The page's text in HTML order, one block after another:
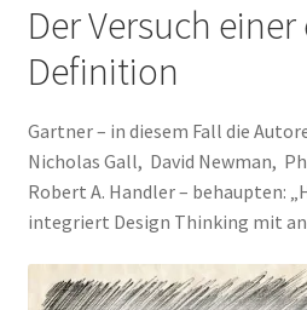
Der Versuch einer
Definition
Gartner – in diesem Fall die
Nicholas Gall, David Newman,
Robert A. Handler – behaupten:
integriert Design Thinking mit